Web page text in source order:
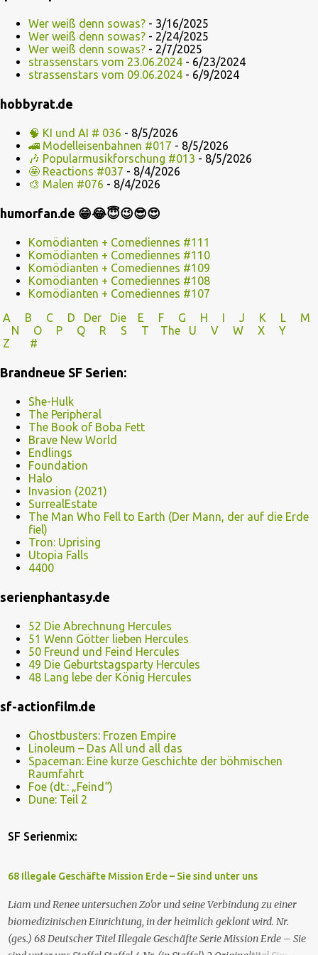
Wer weiß denn sowas? - 3/16/2025
Wer weiß denn sowas? - 2/24/2025
Wer weiß denn sowas? - 2/7/2025
strassenstars vom 23.06.2024 - 6/23/2024
strassenstars vom 09.06.2024 - 6/9/2024
hobbyrat.de
🧠 KI und AI # 036 - 8/5/2026
🚄 Modelleisenbahnen #017 - 8/5/2026
🎶 Popularmusikforschung #013 - 8/5/2026
🤩 Reactions #037 - 8/4/2026
🎨 Malen #076 - 8/4/2026
humorfan.de 😁😂😇😉😎😍
Komödianten + Comediennes #111
Komödianten + Comediennes #110
Komödianten + Comediennes #109
Komödianten + Comediennes #108
Komödianten + Comediennes #107
A
B C D Der Die E F G H I J K L
M
N
O P Q R S T The U V
W X Y
Z
#
Brandneue SF Serien:
She-Hulk
The Peripheral
The Book of Boba Fett
Brave New World
Endlings
Foundation
Halo
Invasion (2021)
SurrealEstate
The Man Who Fell to Earth (Der Mann, der auf die Erde
fiel)
Tron: Uprising
Utopia Falls
4400
serienphantasy.de
52 Die Abrechnung Hercules
51 Wenn Götter lieben Hercules
50 Freund und Feind Hercules
49 Die Geburtstagsparty Hercules
48 Lang lebe der König Hercules
sf-actionfilm.de
Ghostbusters: Frozen Empire
Linoleum – Das All und all das
Spaceman: Eine kurze Geschichte der böhmischen
Raumfahrt
Foe (dt.: „Feind“)
Dune: Teil 2
SF Serienmix:
68 Illegale Geschäfte Mission Erde – Sie sind unter uns
Liam und Renee untersuchen Zo'or und seine Verbindung zu einer
biomedizinischen Einrichtung, in der heimlich geklont wird. Nr.
(ges.) 68 Deutscher Titel Illegale Geschäfte Serie Mission Erde – Sie